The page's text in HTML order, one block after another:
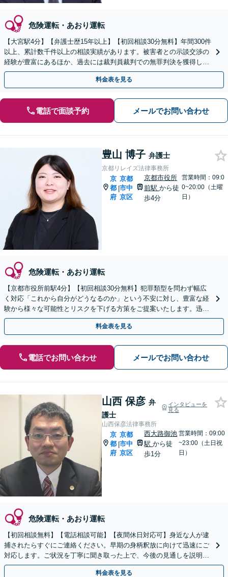
危険運転・あおり運転
【大宮駅4分】【弁護士歴15年以上】【初回相談30分無料】年間300件
以上、累計数千件以上の相談実績があります。被害者との示談交渉の
経験が豊富にあるほか、過去には裁判員裁判での無罪判決を獲得した
実績もあります。ぜひお任せください。
料金表を見る
電話で面談予約 メールでお問い合わせ
豊山 博子 弁護士
京都リレイズ法律事務所
京
都
府
|
京都
市中
京区
京都市役所
前駅から徒
歩4分
営業時間：09:0
0~20:00（土曜
日）
危険運転・あおり運転
【京都市役所前駅4分】【初回相談30分無料】犯罪類型を問わず幅広
く対応「これから自分がどうなるのか」という不安に対し、豊富な経
験から様々な可能性とリスクを下げる方策をご提案いたします。迅速
なレスポンス体制で臨機応変に対応【休日・夜間相談可】
料金表を見る
電話でお問い合わせ メールでお問い合わせ
山西 保彦 弁
護士
インタビューを
見る
山西保彦法律事務所
京
都
府
|
京都
市中
京区
西大路御池
駅から徒
歩1分
営業時間：09:00
~23:00（土日祝
日）
危険運転・あおり運転
【初回相談無料】【電話相談可能】【夜間休日対応可】身近な人が逮
捕されたらすぐにご連絡ください。早期の身柄釈放に向けて迅速にご
対応します。ご状況を丁寧に聞き取った上で、今後の見通しを説明し
ます。示談交渉などお任せください。
料金表を見る